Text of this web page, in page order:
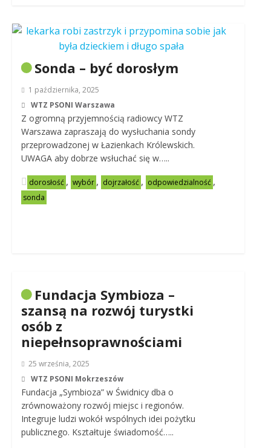
Sonda – być dorosłym
1 października, 2025
WTZ PSONI Warszawa
Z ogromną przyjemnością radiowcy WTZ
Warszawa zapraszają do wysłuchania sondy
przeprowadzonej w Łazienkach Królewskich.
UWAGA aby dobrze wsłuchać się w…..
dorosłość , wybór , dojrzałość , odpowiedzialność ,
sonda
Fundacja Symbioza –
szansą na rozwój turystki
osób z
niepełnsoprawnościami
25 września, 2025
WTZ PSONI Mokrzeszów
Fundacja „Symbioza” w Świdnicy dba o
zrównoważony rozwój miejsc i regionów.
Integruje ludzi wokół wspólnych idei pożytku
publicznego. Kształtuje świadomość…..